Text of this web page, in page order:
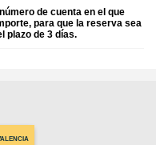
de cuenta en el que
para que la reserva sea
plazo de 3 días.